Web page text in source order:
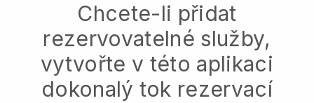
Chcete-li přidat
rezervovatelné služby,
vytvořte v této aplikaci
dokonalý tok rezervací